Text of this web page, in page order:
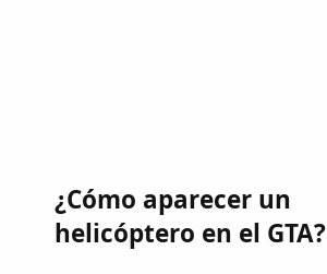
¿Cómo aparecer un
helicóptero en el GTA?